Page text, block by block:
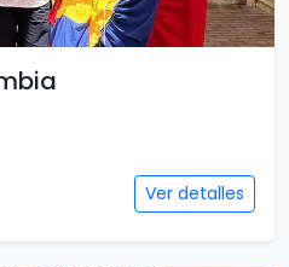
Ver detalles